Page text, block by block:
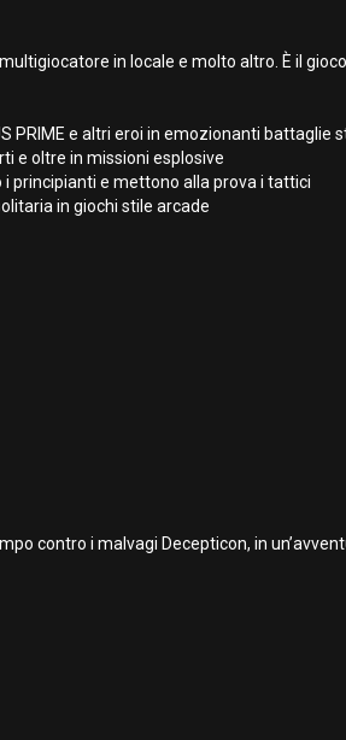
in locale e molto altro. È il
PRIME e altri eroi in emozionanti battaglie
e oltre in missioni esplosive
i principianti e mettono alla prova i tattici
in giochi stile arcade
contro i malvagi Decepticon, in